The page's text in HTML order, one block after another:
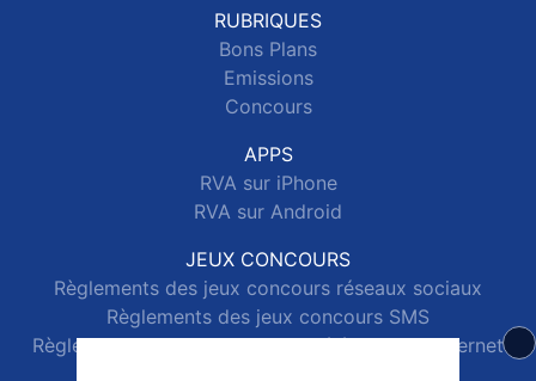
RUBRIQUES
Bons Plans
Emissions
Concours
APPS
RVA sur iPhone
RVA sur Android
JEUX CONCOURS
Règlements des jeux concours réseaux sociaux
Règlements des jeux concours SMS
Règlements des jeux concours téléphone et internet